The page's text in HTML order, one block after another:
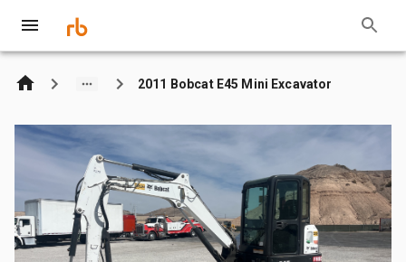
2011 Bobcat E45 Mini Excavator